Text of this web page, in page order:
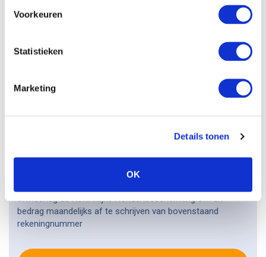
Voorkeuren
Statistieken
Marketing
Details tonen
OK
Ik machtig de Koninklijke Hondenbescherming om dit
bedrag maandelijks af te schrijven van bovenstaand
rekeningnummer